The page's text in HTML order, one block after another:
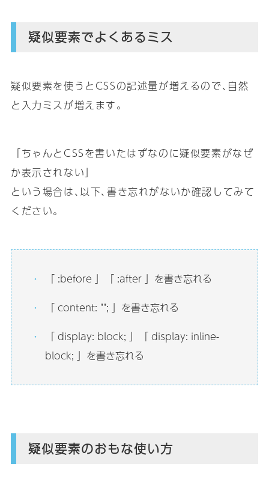
疑似要素でよくあるミス
疑似要素を使うとCSSの記述量が増えるので､自然
と入力ミスが増えます｡
「ちゃんとCSSを書いたはずなのに疑似要素がなぜ
か表示されない」
という場合は､以下､書き忘れがないか確認してみて
ください｡
「 :before 」「 :after 」を書き忘れる
「 content: ""; 」を書き忘れる
「 display: block; 」「 display: inline-
block; 」を書き忘れる
疑似要素のおもな使い方